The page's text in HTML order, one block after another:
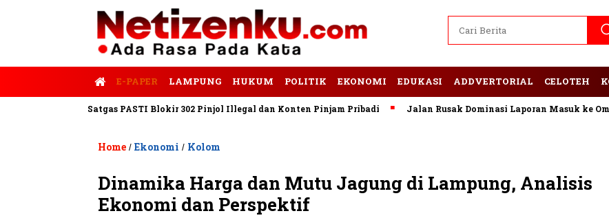
E-PAPER LAMPUNG HUKUM POLITIK EKONOMI EDUKASI ADDVERTORIAL CELOTEH
Satgas PASTI Blokir 302 Pinjol Illegal dan Konten Pinjam Pribadi Jalan Rusak Dominasi Laporan Masuk ke Ombudsman
Home / Ekonomi / Kolom
Dinamika Harga dan Mutu Jagung di Lampung, Analisis
Ekonomi dan Perspektif